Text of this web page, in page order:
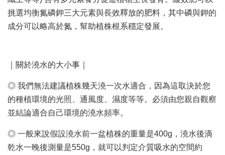
挑選均衡氮磷鉀三大元素與長效釋放的肥料，其中磷與鉀的
成分可以略高於氮，幫助植株根系穩定發展。
｜關於澆水的大小事｜
◎ 我們無法建議植株幾天澆一次水適合，因為這取決於您
的種植環境的光照、通風度、濕度等等。必須由您親自觀察
並結論適合自己環境的澆水頻率。
◎ 一般來說假設澆水前一盆植株的重量是400g，澆水後滴
乾水一晚後測量是550g，就可以判定介質吸水的空間約